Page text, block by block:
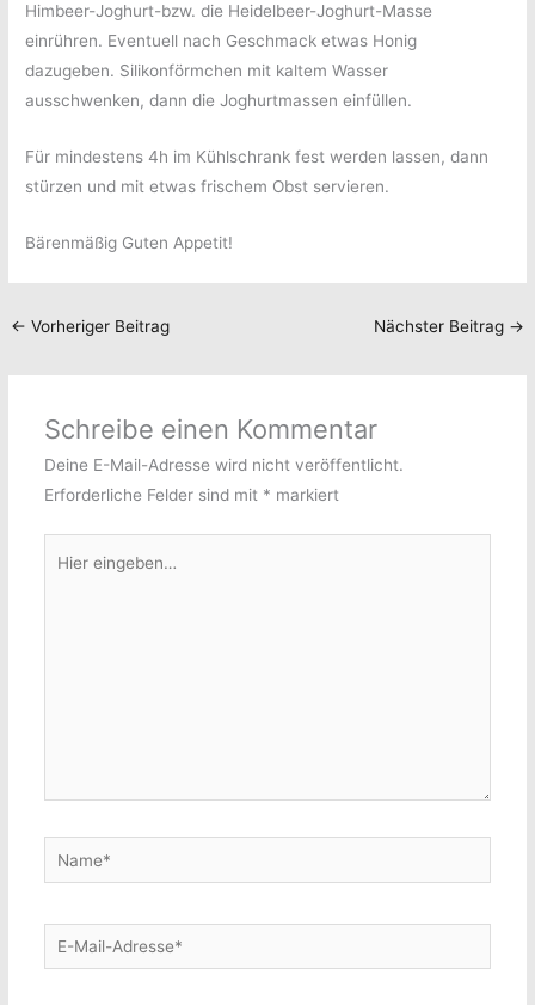
Himbeer-Joghurt-bzw. die Heidelbeer-Joghurt-Masse
einrühren. Eventuell nach Geschmack etwas Honig
dazugeben. Silikonförmchen mit kaltem Wasser
ausschwenken, dann die Joghurtmassen einfüllen.
Für mindestens 4h im Kühlschrank fest werden lassen, dann
stürzen und mit etwas frischem Obst servieren.
Bärenmäßig Guten Appetit!
← Vorheriger Beitrag Nächster Beitrag →
Schreibe einen Kommentar
Deine E-Mail-Adresse wird nicht veröffentlicht.
Erforderliche Felder sind mit * markiert
eingeben…
Name*
E-
Mail-